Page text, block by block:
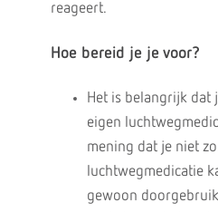
reageert.
Hoe bereid je je voor?
Het is belangrijk dat
eigen
mening dat je niet
luchtwegmedicatie
gewoon